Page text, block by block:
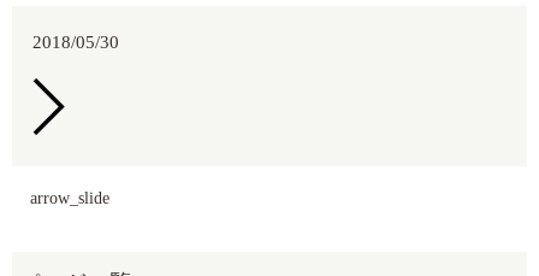
2018/05/30
arrow_slide